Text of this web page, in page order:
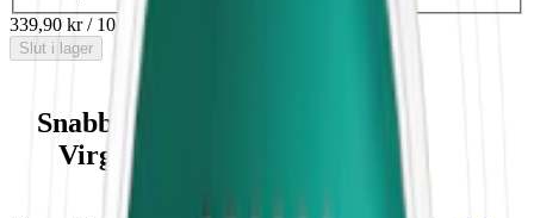
339,90 kr / 10-pack
Slut i lager
Snabb fakta om Velo Nutty
Virginia Mini Vitt Snus